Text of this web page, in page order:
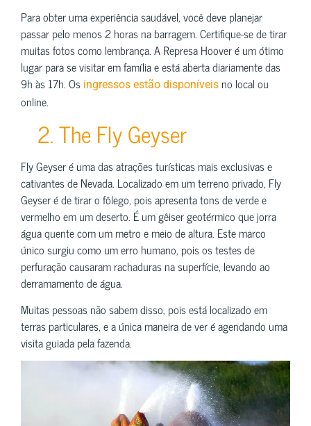
Para obter uma experiência saudável, você deve planejar
passar pelo menos 2 horas na barragem. Certifique-se de tirar
muitas fotos como lembrança. A Represa Hoover é um ótimo
lugar para se visitar em família e está aberta diariamente das
9h às 17h. Os ingressos estão disponíveis no local ou
online.
2. The Fly Geyser
Fly Geyser é uma das atrações turísticas mais exclusivas e
cativantes de Nevada. Localizado em um terreno privado, Fly
Geyser é de tirar o fôlego, pois apresenta tons de verde e
vermelho em um deserto. É um gêiser geotérmico que jorra
água quente com um metro e meio de altura. Este marco
único surgiu como um erro humano, pois os testes de
perfuração causaram rachaduras na superfície, levando ao
derramamento de água.
Muitas pessoas não sabem disso, pois está localizado em
terras particulares, e a única maneira de ver é agendando uma
visita guiada pela fazenda.